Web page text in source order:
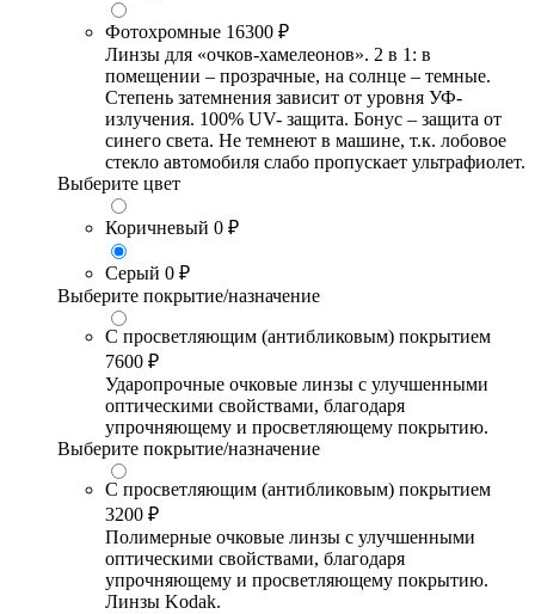
Фотохромные 16300 ₽
Линзы для «очков-хамелеонов». 2 в 1: в
помещении – прозрачные, на солнце – темные.
Степень затемнения зависит от уровня УФ-
излучения. 100% UV- защита. Бонус – защита от
синего света. Не темнеют в машине, т.к. лобовое
стекло автомобиля слабо пропускает ультрафиолет.
Выберите цвет
Коричневый 0 ₽
Серый 0 ₽
Выберите покрытие/назначение
С просветляющим (антибликовым) покрытием
7600 ₽
Ударопрочные очковые линзы с улучшенными
оптическими свойствами, благодаря
упрочняющему и просветляющему покрытию.
Выберите покрытие/назначение
С просветляющим (антибликовым) покрытием
3200 ₽
Полимерные очковые линзы с улучшенными
оптическими свойствами, благодаря
упрочняющему и просветляющему покрытию.
Линзы Kodak.